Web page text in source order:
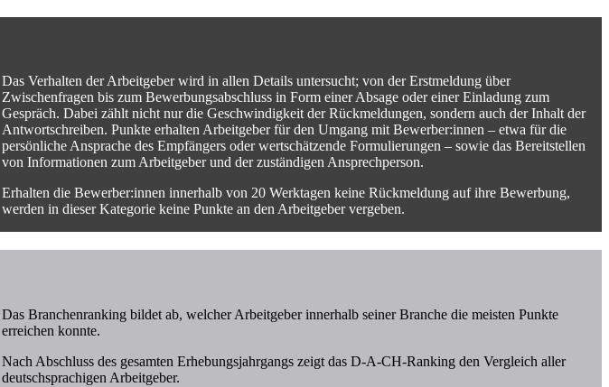
Das Verhalten der Arbeitgeber wird in allen Details untersucht; von der Erstmeldung über
Zwischenfragen bis zum Bewerbungsabschluss in Form einer Absage oder einer Einladung zum
Gespräch. Dabei zählt nicht nur die Geschwindigkeit der Rückmeldungen, sondern auch der Inhalt der
Antwortschreiben. Punkte erhalten Arbeitgeber für den Umgang mit Bewerber:innen – etwa für die
persönliche Ansprache des Empfängers oder wertschätzende Formulierungen – sowie das Bereitstellen
von Informationen zum Arbeitgeber und der zuständigen Ansprechperson.
Erhalten die Bewerber:innen innerhalb von 20 Werktagen keine Rückmeldung auf ihre Bewerbung,
werden in dieser Kategorie keine Punkte an den Arbeitgeber vergeben.
Das Branchenranking bildet ab, welcher Arbeitgeber innerhalb seiner Branche die meisten Punkte
erreichen konnte.
Nach Abschluss des gesamten Erhebungsjahrgangs zeigt das D-A-CH-Ranking den Vergleich aller
deutschsprachigen Arbeitgeber.